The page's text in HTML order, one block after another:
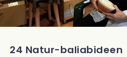
24 Natur-baliabideen